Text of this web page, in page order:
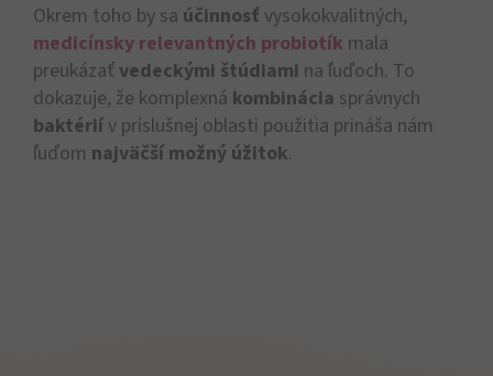
Okrem toho by sa účinnosť vysokokvalitných,
medicínsky relevantných probiotík mala
preukázať vedeckými štúdiami na ľuďoch. To
dokazuje, že komplexná kombinácia správnych
baktérií v príslušnej oblasti použitia prináša nám
ľuďom najväčší možný úžitok.